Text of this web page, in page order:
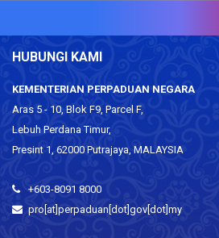
HUBUNGI KAMI
KEMENTERIAN PERPADUAN NEGARA
Aras 5 - 10, Blok F9, Parcel F,
Lebuh Perdana Timur,
Presint 1, 62000 Putrajaya, MALAYSIA
+603-8091 8000
pro[at]perpaduan[dot]gov[dot]my